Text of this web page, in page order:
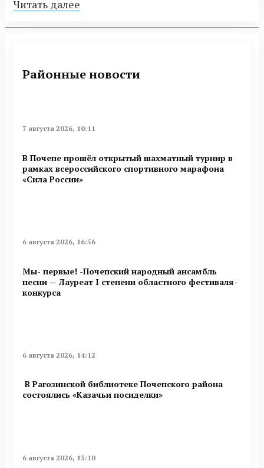
Читать далее
Районные новости
7 августа 2026, 10:11
В Почепе прошёл открытый шахматный турнир в
рамках всероссийского спортивного марафона
«Сила России»
6 августа 2026, 16:56
Мы- первые! -Почепский народный ансамбль
песни — Лауреат I степени областного фестиваля-
конкурса
6 августа 2026, 14:12
В Рагозинской библиотеке Почепского района
состоялись «Казачьи посиделки»
6 августа 2026, 13:10